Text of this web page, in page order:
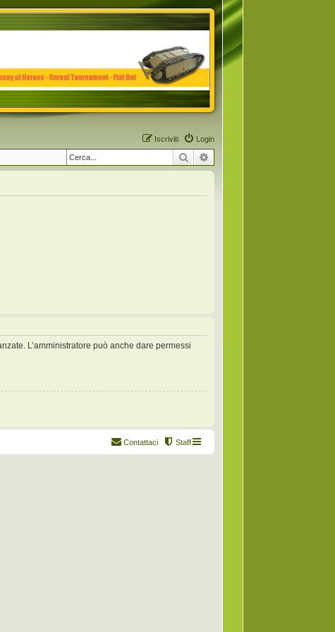
Login
Iscriviti
Cerca
L’amministratore può anche dare permessi
Staff
Contattaci